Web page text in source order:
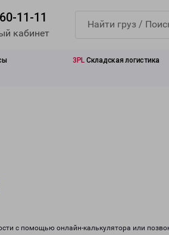
11-11
кабинет
3PL Складская логистика
с помощью онлайн-калькулятора или